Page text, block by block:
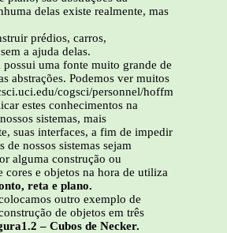
delas existe realmente, mas
prédios, carros,
a ajuda delas.
possui uma fonte muito grande de
abstrações. Podemos ver muitos
cogsci/personnel/hoffman/
estes conhecimentos na
sistemas, mais
suas interfaces, a fim de impedir
de nossos sistemas sejam
alguma construção ou
cores e objetos na hora de utiliza
reta e plano.
outro exemplo de
de objetos em três
– Cubos de Necker.